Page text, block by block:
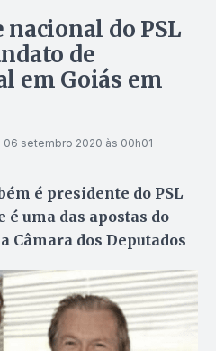
do PSL
de
em Goiás em
06 setembro 2020 às 00h01
é presidente do PSL
uma das apostas do
Câmara dos Deputados